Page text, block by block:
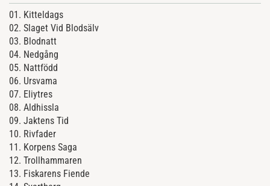
01. Kitteldags
02. Slaget Vid Blodsälv
03. Blodnatt
04. Nedgång
05. Nattfödd
06. Ursvama
07. Eliytres
08. Aldhissla
09. Jaktens Tid
10. Rivfader
11. Korpens Saga
12. Trollhammaren
13. Fiskarens Fiende